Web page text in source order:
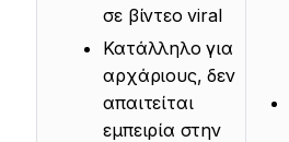
σε βίντεο viral
Κατάλληλο για
αρχάριους, δεν
απαιτείται
εμπειρία στην